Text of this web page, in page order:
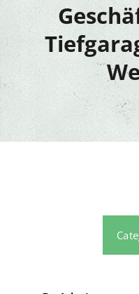
Referenzen
Firmenprofil